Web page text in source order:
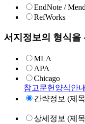
EndNote /
RefWorks
서지정보의 형식을
MLA
APA
Chicago
참고문헌양식안내
간략정보 (제
상세정보 (제